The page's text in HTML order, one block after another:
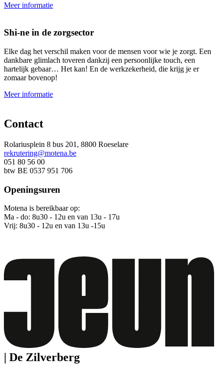
Meer informatie
Shi-ne in de zorgsector
Elke dag het verschil maken voor de mensen voor wie je zorgt. Een
dankbare glimlach toveren dankzij een persoonlijke touch, een
hartelijk gebaar… Het kan! En de werkzekerheid, die krijg je er
zomaar bovenop!
Meer informatie
Contact
Rolariusplein 8 bus 201, 8800 Roeselare
rekrutering@motena.be
051 80 56 00
btw BE 0537 951 706
Openingsuren
Motena is bereikbaar op:
Ma - do: 8u30 - 12u en van 13u - 17u
Vrij: 8u30 - 12u en van 13u -15u
| De Zilverberg